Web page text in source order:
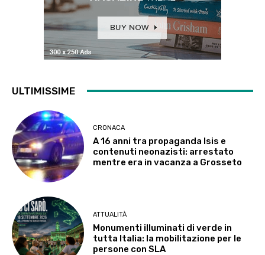
ULTIMISSIME
CRONACA
A 16 anni tra propaganda Isis e
contenuti neonazisti: arrestato
mentre era in vacanza a Grosseto
ATTUALITÀ
Monumenti illuminati di verde in
tutta Italia: la mobilitazione per le
persone con SLA